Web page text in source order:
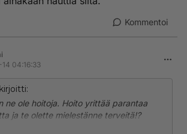
harmaa.
yhtä järkevää " hoitoa", paitsi että
Kommentoi
04:16:33
kirjoitti:
ne ole hoitoja. Hoito yrittää parantaa
ja te olette mielestänne terveitä!?
eivät muuta sukupuoltanne yhtään